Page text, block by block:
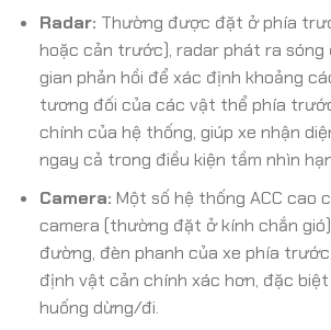
Radar: Thường được đặt ở phía
hoặc cản trước), radar phát ra
gian phản hồi để xác định khoảng
tương đối của các vật thể phía
chính của hệ thống, giúp xe nhận
ngay cả trong điều kiện tầm nhìn
Camera: Một số hệ thống ACC cao
camera (thường đặt ở kính chắn
đường, đèn phanh của xe phía
định vật cản chính xác hơn, đặc
huống dừng/đi.